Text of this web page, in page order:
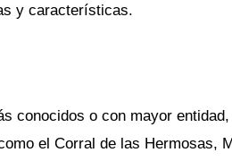
y características.
conocidos o con mayor
el Corral de las Hermosas,